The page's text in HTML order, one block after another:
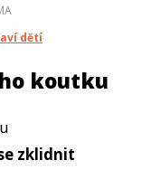
dětí
koutku
zklidnit